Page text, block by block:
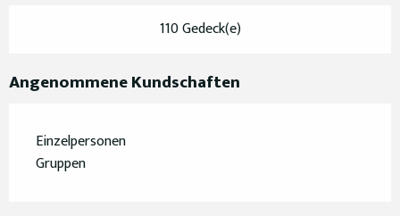
110 Gedeck(e)
Angenommene Kundschaften
Einzelpersonen
Gruppen